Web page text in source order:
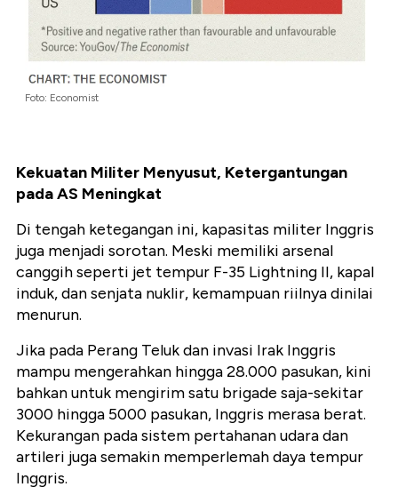
Foto: Economist
Kekuatan Militer Menyusut, Ketergantungan
pada AS Meningkat
Di tengah ketegangan ini, kapasitas militer Inggris
juga menjadi sorotan. Meski memiliki arsenal
canggih seperti jet tempur F-35 Lightning II, kapal
induk, dan senjata nuklir, kemampuan riilnya dinilai
menurun.
Jika pada Perang Teluk dan invasi Irak Inggris
mampu mengerahkan hingga 28.000 pasukan, kini
bahkan untuk mengirim satu brigade saja-sekitar
3000 hingga 5000 pasukan, Inggris merasa berat.
Kekurangan pada sistem pertahanan udara dan
artileri juga semakin memperlemah daya tempur
Inggris.